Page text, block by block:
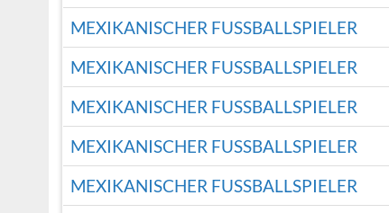
MEXIKANISCHER FUSSBALLSPIELER
MEXIKANISCHER FUSSBALLSPIELER
MEXIKANISCHER FUSSBALLSPIELER
MEXIKANISCHER FUSSBALLSPIELER
MEXIKANISCHER FUSSBALLSPIELER